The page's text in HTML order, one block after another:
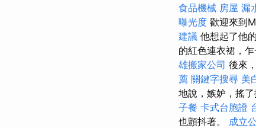
食品機械 房屋 漏
曝光度 歡迎來到
建議 他想起了他
的紅色連衣裙，
雄搬家公司 後來
薦 關鍵字搜尋 美
地說，嫉妒，搖
子餐 卡式台胞證
也顫抖著。 成立